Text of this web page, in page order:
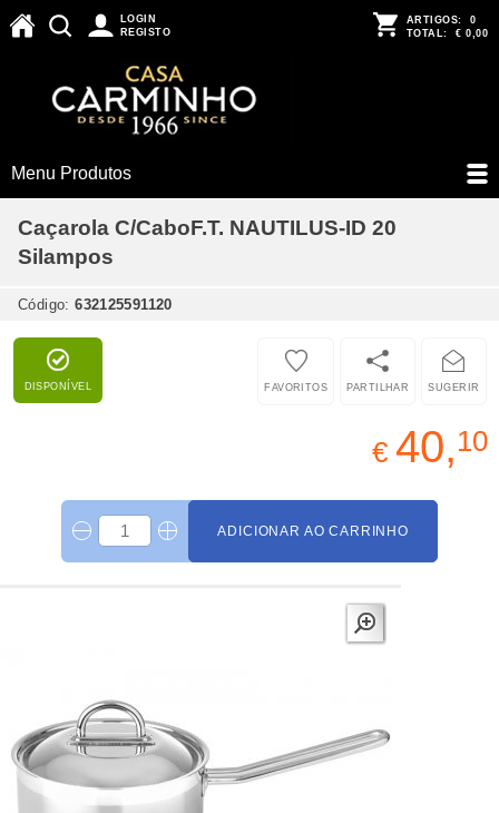
LOGIN
REGISTO
ARTIGOS: 0
TOTAL: € 0,00
Menu Produtos
Caçarola C/CaboF.T. NAUTILUS-ID 20
Silampos
Código:632125591120
DISPONÍVEL SUGERIR
PARTILHAR
FAVORITOS
€ 40,10
ADICIONAR AO CARRINHO